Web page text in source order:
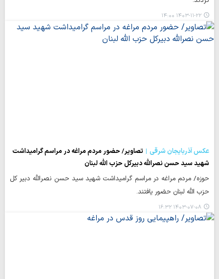
۱۴۰۳-۱۱-۲۲ ۱۴:۰۰
عکس آذربایجان شرقی
تصاویر/ حضور مردم مراغه در مراسم گرامیداشت
شهید سید حسن نصرالله دبیرکل حزب الله لبنان
حوزه/ مردم مراغه در مراسم گرامیداشت شهید سید حسن نصرالله دبیر کل
حزب الله لبنان حضور یافتند.
۱۴۰۳-۰۷-۰۸ ۱۶:۳۲